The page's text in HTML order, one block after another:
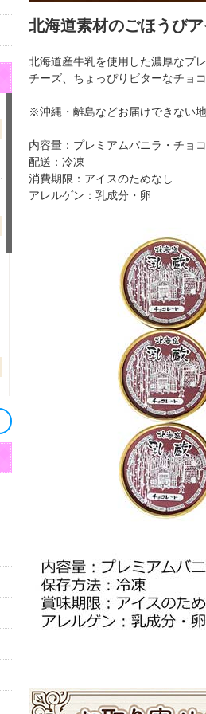
北海道素材のごほうびア
北海道産牛乳を使用した濃厚なプ
チーズ、ちょっぴりビターなチョ
※沖縄・離島などお届けできない地
内容量：プレミアムバニラ・チョ
配送：冷凍
消費期限：アイスのためなし
アレルゲン：乳成分・卵